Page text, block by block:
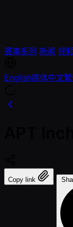
赛事系列 新闻 视
English简体中文
Copy link